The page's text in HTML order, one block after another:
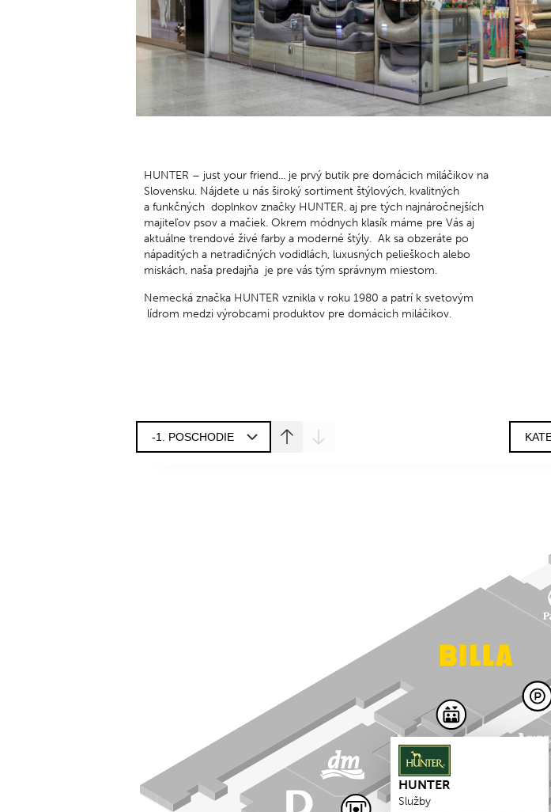
so – ne: 8.00 – 22.00
NAY ELEKTRODOM
po – ne: 9.00 – 21.00
so – ne:
DETSKÝ
po – ne:
HUNTER – just your friend... je prvý butik pre domácich miláčikov na
Slovensku. Nájdete u nás široký sortiment štýlových, kvalitných
a funkčných doplnkov značky HUNTER, aj pre tých najnáročnejších
majiteľov psov a mačiek. Okrem módnych klasík máme pre Vás aj
aktuálne trendové živé farby a moderné štýly. Ak sa obzeráte po
nápaditých a netradičných vodidlách, luxusných pelieškoch alebo
miskách, naša predajňa je pre vás tým správnym miestom.
Nemecká značka HUNTER vznikla v roku 1980 a patrí k svetovým
lídrom medzi výrobcami produktov pre domácich miláčikov.
HUNTER
Služby